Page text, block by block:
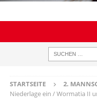
STARTSEITE 2.
Niederlage ein / Wormatia II